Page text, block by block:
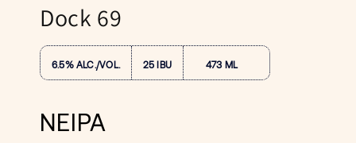
fenêtre
modaleDock 69
6.5% ALC./VOL. 25 IBU 473 ML
NEIPA